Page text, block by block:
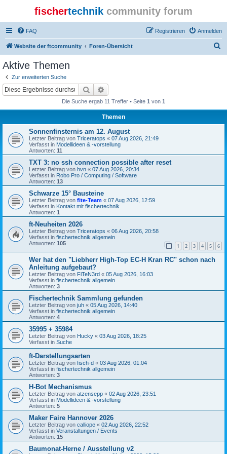
fischertechnik community forum
FAQ Anmelden
Registrieren
Website der ftcommunity Foren-Übersicht
Aktive Themen
Zur erweiterten Suche
Suche
Die Suche ergab 11 Treffer • Seite 1 von 1
Themen
Sonnenfinsternis am 12. August
Letzter Beitrag von Triceratops « 07 Aug 2026, 21:49
Verfasst in Modellideen & -vorstellung
Antworten: 11
TXT 3: no ssh connection possible after reset
Letzter Beitrag von hvn « 07 Aug 2026, 20:34
Verfasst in Robo Pro / Computing / Software
Antworten: 13
Schwarze 15° Bausteine
Letzter Beitrag von fite-Team « 07 Aug 2026, 12:59
Verfasst in Kontakt mit fischertechnik
Antworten: 1
ft-Neuheiten 2026
Letzter Beitrag von Triceratops « 06 Aug 2026, 20:58
Verfasst in fischertechnik allgemein
Antworten: 105 1 2 3 4 5 6
Wer hat den "Liebherr High-Top EC-H Kran RC" schon nach
Anleitung aufgebaut?
Letzter Beitrag von FiTeN3rd « 05 Aug 2026, 16:03
Verfasst in fischertechnik allgemein
Antworten: 3
Fischertechnik Sammlung gefunden
Letzter Beitrag von juh « 05 Aug 2026, 14:40
Verfasst in fischertechnik allgemein
Antworten: 4
35995 + 35984
Letzter Beitrag von Hucky « 03 Aug 2026, 18:25
Verfasst in Suche
ft-Darstellungsarten
Letzter Beitrag von fisch-d « 03 Aug 2026, 01:04
Verfasst in fischertechnik allgemein
Antworten: 3
H-Bot Mechanismus
Letzter Beitrag von atzensepp « 02 Aug 2026, 23:51
Verfasst in Modellideen & -vorstellung
Antworten: 5
Maker Faire Hannover 2026
Letzter Beitrag von calliope « 02 Aug 2026, 22:52
Verfasst in Veranstaltungen / Events
Antworten: 15
Baumonat-Herne / Ausstellung v2